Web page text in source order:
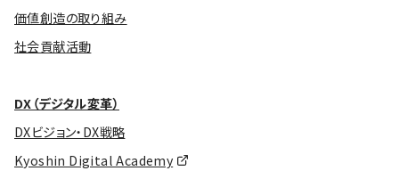
価値創造の取り組み
社会貢献活動
DX（デジタル変革）
DXビジョン・DX戦略
Kyoshin Digital Academy